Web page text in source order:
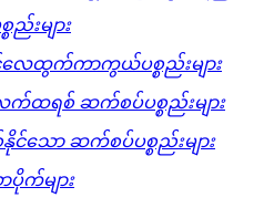
ည်းများ
လေထွက်ကာကွယ်ပစ္စည်းများ
က်ထရစ် ဆက်စပ်ပစ္စည်းများ
နိုင်သော ဆက်စပ်ပစ္စည်းများ
ာပိုက်များ